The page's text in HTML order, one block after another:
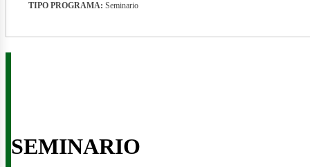
TIPO PROGRAMA: Seminario
SEMINARIO